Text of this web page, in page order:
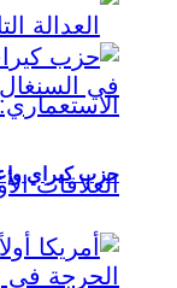
حزب كيراي